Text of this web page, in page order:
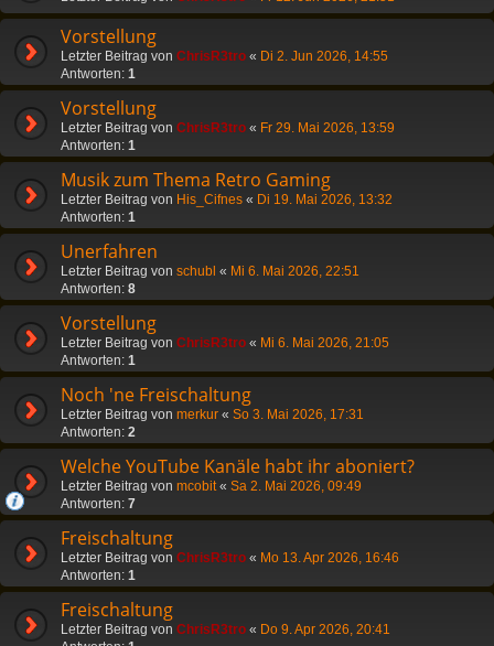
Vorstellung
Letzter Beitrag von ChrisR3tro « Di 2. Jun 2026, 14:55
Antworten: 1
Vorstellung
Letzter Beitrag von ChrisR3tro « Fr 29. Mai 2026, 13:59
Antworten: 1
Musik zum Thema Retro Gaming
Letzter Beitrag von His_Cifnes « Di 19. Mai 2026, 13:32
Antworten: 1
Unerfahren
Letzter Beitrag von schubl « Mi 6. Mai 2026, 22:51
Antworten: 8
Vorstellung
Letzter Beitrag von ChrisR3tro « Mi 6. Mai 2026, 21:05
Antworten: 1
Noch 'ne Freischaltung
Letzter Beitrag von merkur « So 3. Mai 2026, 17:31
Antworten: 2
Welche YouTube Kanäle habt ihr aboniert?
Letzter Beitrag von mcobit« Sa 2. Mai 2026, 09:49
Antworten: 7
Freischaltung
Letzter Beitrag von ChrisR3tro « Mo 13. Apr 2026, 16:46
Antworten: 1
Freischaltung
Letzter Beitrag von ChrisR3tro « Do 9. Apr 2026, 20:41